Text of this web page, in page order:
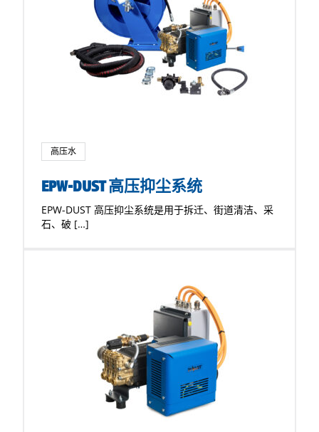
高压水
EPW-DUST 高压抑尘系统
EPW-DUST 高压抑尘系统是用于拆迁、街道清洁、采
石、破 […]